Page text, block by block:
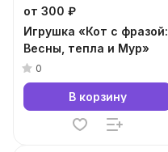
от 300 ₽
Игрушка «Кот с фразой:
Весны, тепла и Мур»
0
В корзину